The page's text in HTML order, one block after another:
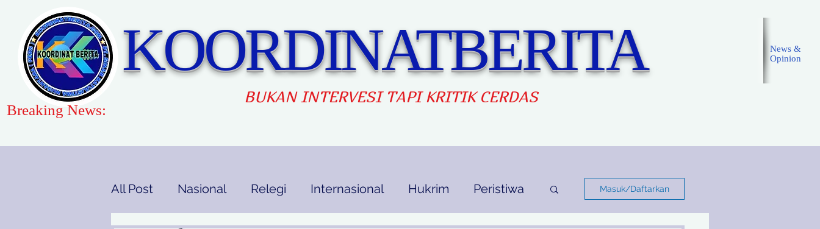
KOORDINATBERITA
BUKAN INTERVESI TAPI KRITIK CERDAS
News &
Opinion
Breaking News:
All Post Nasional Relegi Internasional Hukrim Peristiwa Masuk/Daftarkan